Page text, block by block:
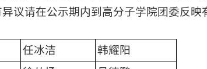
议请在公示期内到高分子学院团委反映
任冰洁
韩耀阳